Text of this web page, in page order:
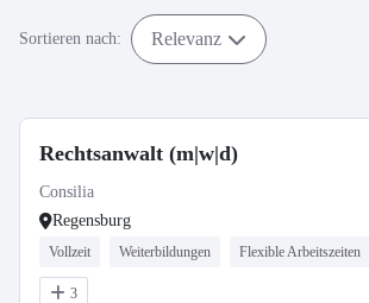
Sortieren nach: Relevanz
Rechtsanwalt (m|w|d)
Consilia
Regensburg
Vollzeit Weiterbildungen Flexible Arbeitszeiten
3